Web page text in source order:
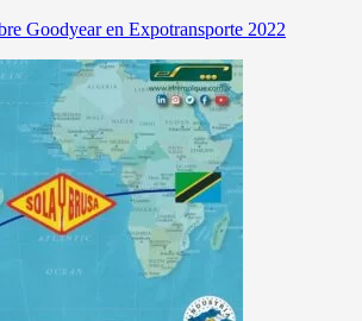
Goodyear en Expotransporte 2022